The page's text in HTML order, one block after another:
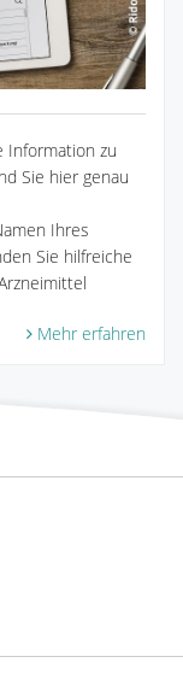
Information zu
Sie hier genau
Ihres
Sie hilfreiche
Mehr erfahren